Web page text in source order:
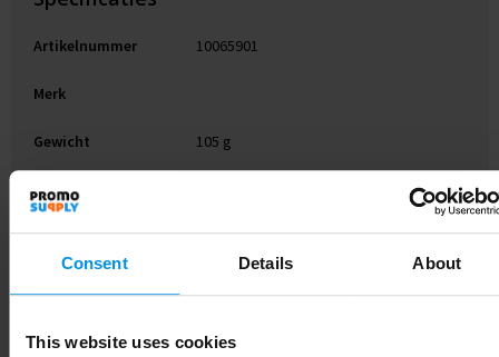
Consent Details About
This website uses cookies
Artikelnummer 10065901
Merk
Gewicht 105 g
Materiaal
Diameter 7.1 cm
Kleur Transparant helder